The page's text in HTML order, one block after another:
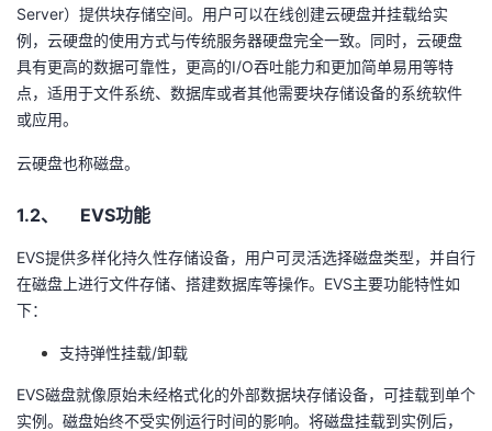
者
我
客
论
的
子
我
直
播
的
活
我
的
我
Server）提供块存储空间。用户可以在线创建云硬盘并挂载给实
例，云硬盘的使用方式与传统服务器硬盘完全一致。同时，云硬盘
具有更高的数据可靠性，更高的I/O吞吐能力和更加简单易用等特
点，适用于文件系统、数据库或者其他需要块存储设备的系统软件
或应用。
云硬盘也称磁盘。
1.2、 EVS功能
EVS提供多样化持久性存储设备，用户可灵活选择磁盘类型，并自行
在磁盘上进行文件存储、搭建数据库等操作。 EVS主要功能特性如
下：
支持弹性挂载/卸载
EVS磁盘就像原始未经格式化的外部数据块存储设备，可挂载到单个
实例。磁盘始终不受实例运行时间的影响。将磁盘挂载到实例后，